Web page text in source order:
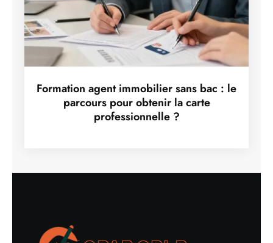
Formation agent immobilier sans bac : le
parcours pour obtenir la carte
professionnelle ?